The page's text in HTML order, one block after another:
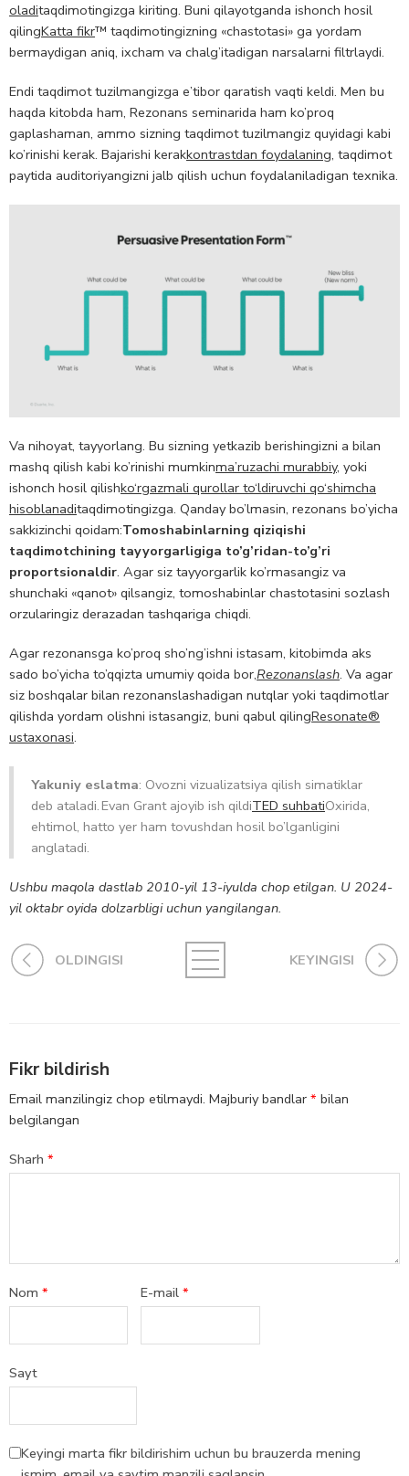
oladitaqdimotingizga kiriting. Buni qilayotganda ishonch hosil
qilingKatta fikr™ taqdimotingizning «chastotasi» ga yordam
bermaydigan aniq, ixcham va chalg’itadigan narsalarni filtrlaydi.
Endi taqdimot tuzilmangizga e’tibor qaratish vaqti keldi. Men bu
haqda kitobda ham, Rezonans seminarida ham ko’proq
gaplashaman, ammo sizning taqdimot tuzilmangiz quyidagi kabi
ko’rinishi kerak. Bajarishi kerakkontrastdan foydalaning, taqdimot
paytida auditoriyangizni jalb qilish uchun foydalaniladigan texnika.
Va nihoyat, tayyorlang. Bu sizning yetkazib berishingizni a bilan
mashq qilish kabi ko’rinishi mumkinma’ruzachi murabbiy, yoki
ishonch hosil qilishko‘rgazmali qurollar to‘ldiruvchi qo‘shimcha
hisoblanaditaqdimotingizga. Qanday bo’lmasin, rezonans bo’yicha
sakkizinchi qoidam:Tomoshabinlarning qiziqishi
taqdimotchining tayyorgarligiga to’g’ridan-to’g’ri
proportsionaldir. Agar siz tayyorgarlik ko’rmasangiz va
shunchaki «qanot» qilsangiz, tomoshabinlar chastotasini sozlash
orzularingiz derazadan tashqariga chiqdi.
Agar rezonansga ko’proq sho’ng’ishni istasam, kitobimda aks
sado bo’yicha to’qqizta umumiy qoida bor,Rezonanslash. Va agar
siz boshqalar bilan rezonanslashadigan nutqlar yoki taqdimotlar
qilishda yordam olishni istasangiz, buni qabul qilingResonate®
ustaxonasi.
Yakuniy eslatma: Ovozni vizualizatsiya qilish simatiklar
deb ataladi. Evan Grant ajoyib ish qildiTED suhbatiOxirida,
ehtimol, hatto yer ham tovushdan hosil bo’lganligini
anglatadi.
Ushbu maqola dastlab 2010-yil 13-iyulda chop etilgan. U 2024-
yil oktabr oyida dolzarbligi uchun yangilangan.
OLDINGISI KEYINGISI
Fikr bildirish
Email manzilingiz chop etilmaydi. Majburiy bandlar * bilan
belgilangan
Sharh *
Nom * E-mail*
Sayt
Keyingi marta fikr bildirishim uchun bu brauzerda mening